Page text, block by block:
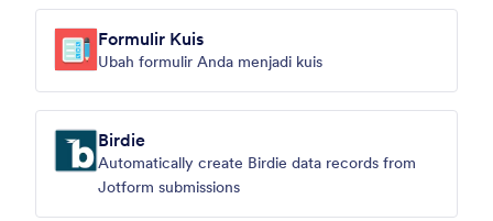
Formulir Kuis
Ubah formulir Anda menjadi kuis
Birdie
Automatically create Birdie data records from
Jotform submissions